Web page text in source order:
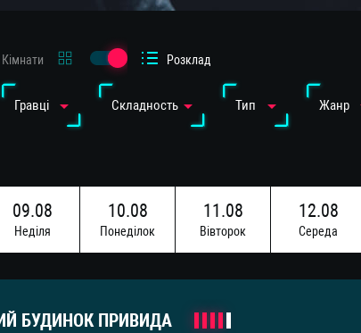
Гравці Cкладность Тип Жанр
Кімнати Розклад
09.08
Недiля
10.08
Понедiлок
11.08
Вiвторок
12.08
Середа
16.08
БУДИНОК ПРИВИДА